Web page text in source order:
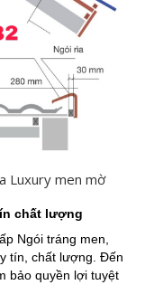
Luxury men mờ
chất lượng
Ngói tráng men,
tín, chất lượng. Đến
bảo quyền lợi tuyệt